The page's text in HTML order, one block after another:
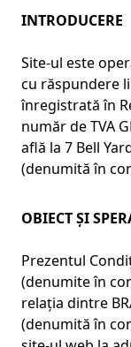
INTRODUCERE
Site-ul este
cu răspundere
înregistrată în
număr de TVA
află la 7 Bell
(denumită în
OBIECT ȘI
Prezentul
(denumite în
relația dintre
(denumită în